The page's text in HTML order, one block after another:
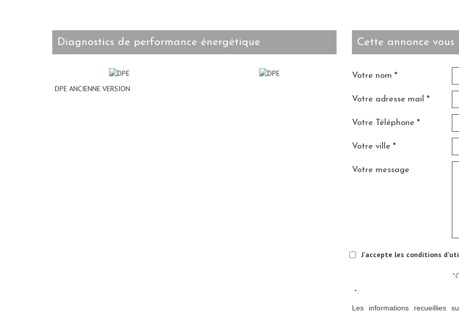
diagnostics de performance énergétique
DPE ANCIENNE VERSION
cette annonce vous
Votre nom *
Votre adresse mail *
Votre Téléphone *
Votre ville *
Votre message
J'accepte les conditions
*
* :
Les informations recueillies